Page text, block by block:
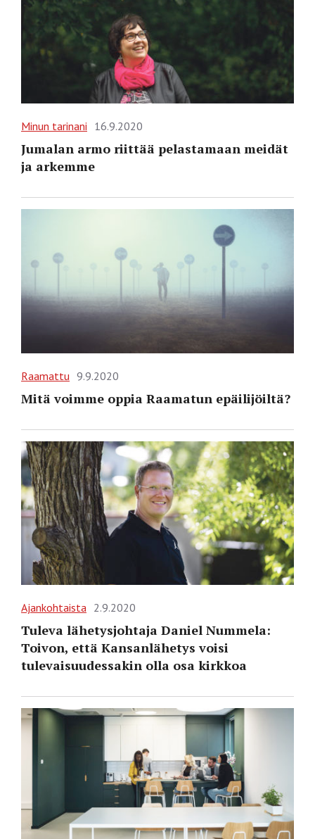
Minun tarinani 16.9.2020
Jumalan armo riittää pelastamaan meidät
ja arkemme
Raamattu 9.9.2020
Mitä voimme oppia Raamatun epäilijöiltä?
Ajankohtaista 2.9.2020
Tuleva lähetysjohtaja Daniel Nummela:
Toivon, että Kansanlähetys voisi
tulevaisuudessakin olla osa kirkkoa